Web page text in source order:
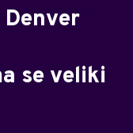
Denver
se veliki